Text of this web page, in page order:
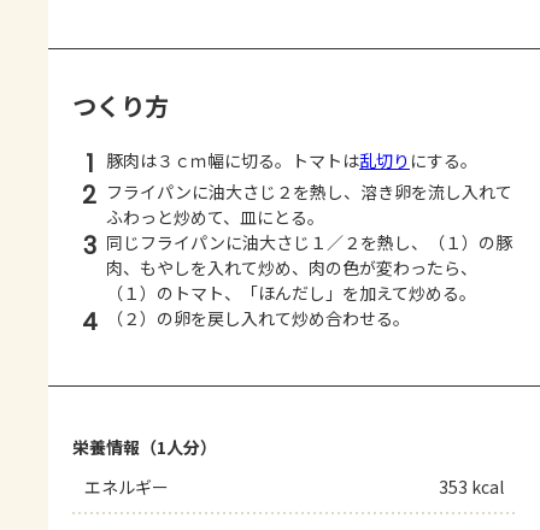
つくり方
1 豚肉は３ｃｍ幅に切る。トマトは乱切り にする。
2 フライパンに油大さじ２を熱し、溶き卵を流し入れて
ふわっと炒めて、皿にとる。
3 同じフライパンに油大さじ１／２を熱し、（１）の豚
肉、もやしを入れて炒め、肉の色が変わったら、
（１）のトマト、「ほんだし」を加えて炒める。
4 （２）の卵を戻し入れて炒め合わせる。
栄養情報（1人分）
エネルギー
353 kcal